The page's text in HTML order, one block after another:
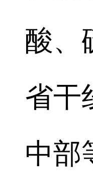
酸、
省干
中部